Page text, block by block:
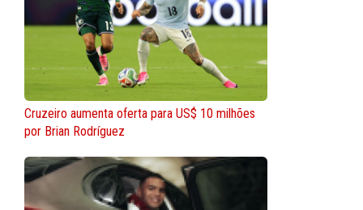
Cruzeiro aumenta oferta para US$ 10 milhões
por Brian Rodríguez